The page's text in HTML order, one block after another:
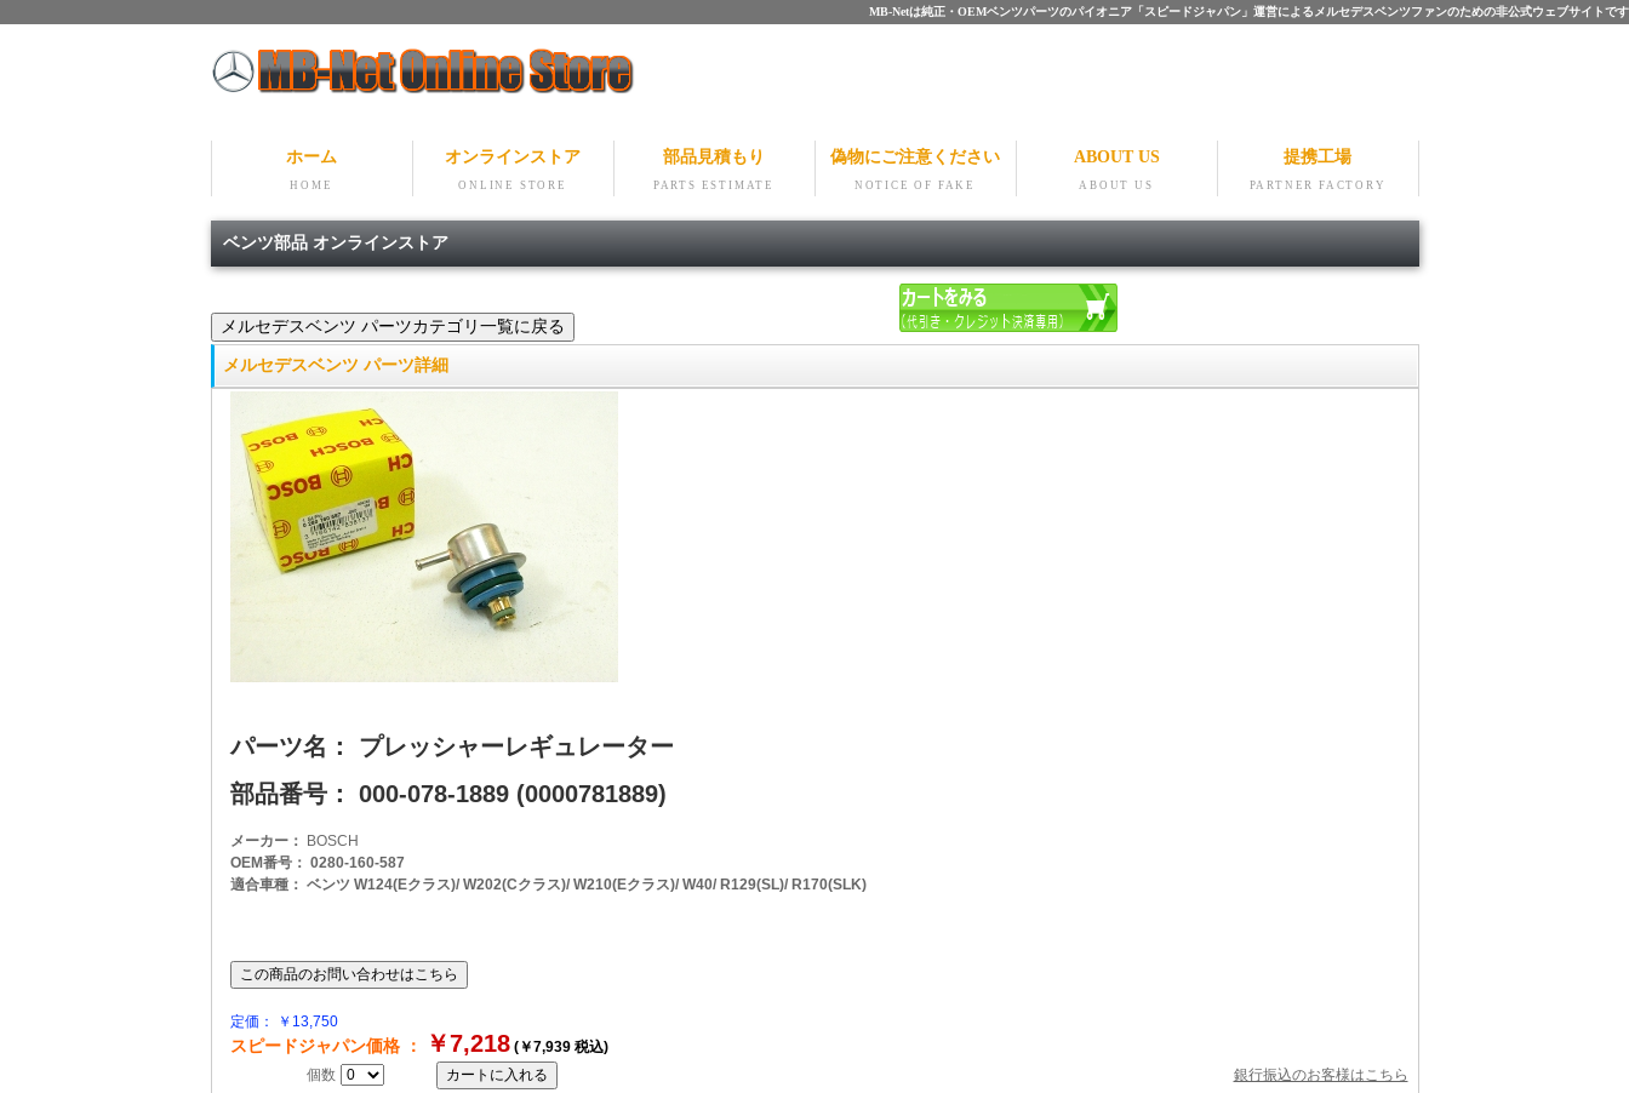
MB-Netは純正・OEMベンツパーツのパイオニア「スピードジャパン」運営によるメルセデスベンツファンのための非公式ウェブサイトです
ホーム
HOME
オンラインストア
ONLINE STORE
部品見積もり
PARTS ESTIMATE
偽物にご注意ください
NOTICE OF FAKE
ABOUT US
ABOUT US
提携工場
PARTNER FACTORY
ベンツ部品 オンラインストア
メルセデスベンツ パーツ詳細
パーツ名： プレッシャーレギュレーター
部品番号： 000-078-1889 (0000781889)
メーカー：
BOSCH
OEM番号： 0280-160-587
適合車種： ベンツ W124(Eクラス)/ W202(Cクラス)/ W210(Eクラス)/ W40/ R129(SL)/ R170(SLK)
定価： ￥13,750
スピードジャパン価格 ： ￥7,218(￥7,939 税込)
個数
銀行振込のお客様はこちら